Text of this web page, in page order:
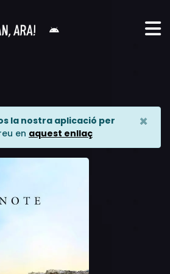
la nostra aplicació per
en aquest enllaç
×